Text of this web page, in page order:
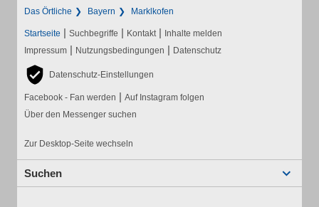
Das Örtliche Bayern Marklkofen
Startseite | Suchbegriffe | Kontakt | Inhalte melden
Impressum | Nutzungsbedingungen | Datenschutz
Datenschutz-Einstellungen
Facebook - Fan werden | Auf Instagram folgen
Über den Messenger suchen
Zur Desktop-Seite wechseln
Suchen